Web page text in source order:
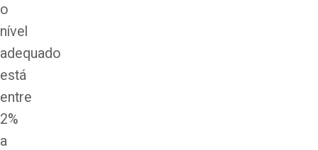
o
nível
adequado
está
entre
2%
a